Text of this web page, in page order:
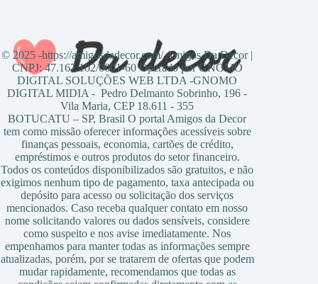
© 2025 -https://amigosdadecor.com/ Amigos Da Decor |
CNPJ: 47.167.102/0001-60 Operado por GNOMO
DIGITAL SOLUÇÕES WEB LTDA -GNOMO
DIGITAL MIDIA - Pedro Delmanto Sobrinho, 196 -
Vila Maria, CEP 18.611 - 355
BOTUCATU – SP, Brasil O portal Amigos da Decor
tem como missão oferecer informações acessíveis sobre
finanças pessoais, economia, cartões de crédito,
empréstimos e outros produtos do setor financeiro.
Todos os conteúdos disponibilizados são gratuitos, e não
exigimos nenhum tipo de pagamento, taxa antecipada ou
depósito para acesso ou solicitação dos serviços
mencionados. Caso receba qualquer contato em nosso
nome solicitando valores ou dados sensíveis, considere
como suspeito e nos avise imediatamente. Nos
empenhamos para manter todas as informações sempre
atualizadas, porém, por se tratarem de ofertas que podem
mudar rapidamente, recomendamos que todas as